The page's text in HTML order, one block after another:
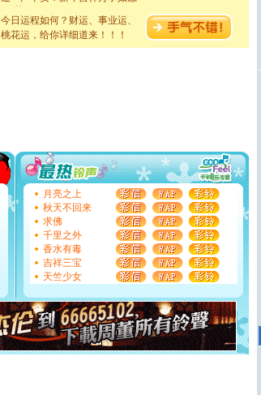
[春节]
传说薰衣草有四片叶子：第一片叶子是信仰，第二
片叶子是希望，第三片叶子是爱情，第四片叶子是幸运。
送你一棵薰衣草，愿你新年快乐！
[元旦]看到你我会触电；看不到你我要充电；没有你我会
断电。爱你是我职业，想你是我事业，抱你是我特长，吻
你是我专业！水晶之恋祝你新年快乐
[元旦]
如果上天让我许三个愿望，一是今生今世和你在一
起；二是再生再世和你在一起；三是三生三世和你不再分
离。水晶之恋祝你新年快乐
[元旦]
当我狠下心扭头离去那一刻，你在我身后无助地哭
泣，这痛楚让我明白我多么爱你。我转身抱住你：这猪不
卖了。水晶之恋祝你新年快乐。
[春节]
风柔雨润好月圆，半岛铁盒伴身边，每日尽显开心
颜！冬去春来似水如烟，劳碌人生需尽欢！听一曲轻歌，
道一声平安！新年吉祥万事如愿
[春节]传说薰衣草有四片叶子：第一片叶子是信仰，第二
片叶子是希望，第三片叶子是爱情，第四片叶子是幸运。
送你一棵薰衣草，愿你新年快乐！
今日运程如何？财运、事业运、
桃花运，给你详细道来！！！
月亮之上
秋天不回来
求佛
千里之外
香水有毒
吉祥三宝
天竺少女